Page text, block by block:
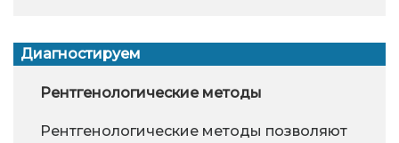
Диагностируем
Рентгенологические методы
Рентгенологические методы позволяют